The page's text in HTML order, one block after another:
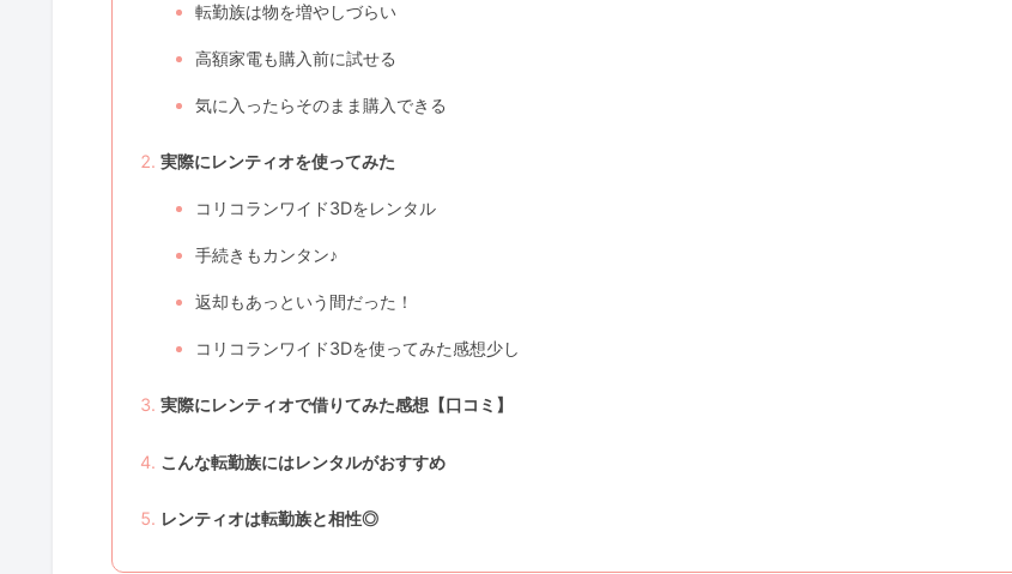
転勤族は物を増やしづらい
高額家電も購入前に試せる
気に入ったらそのまま購入できる
実際にレンティオを使ってみた
コリコランワイド3Dをレンタル
手続きもカンタン♪
返却もあっという間だった！
コリコランワイド3Dを使ってみた感想少し
実際にレンティオで借りてみた感想【口コミ】
こんな転勤族にはレンタルがおすすめ
レンティオは転勤族と相性◎